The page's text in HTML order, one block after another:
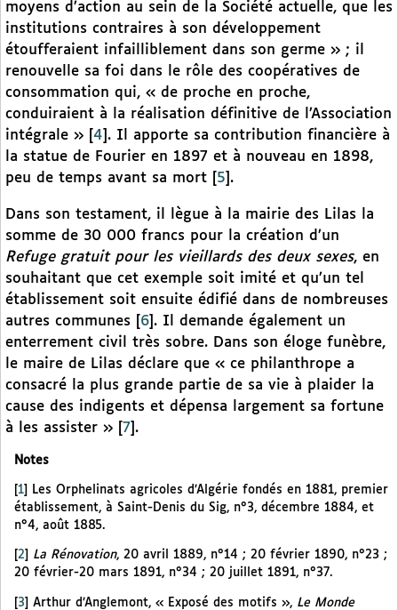
moyens d’action au sein de la Société actuelle, que les
institutions contraires à son développement
étoufferaient infailliblement dans son germe » ; il
renouvelle sa foi dans le rôle des coopératives de
consommation qui, « de proche en proche,
conduiraient à la réalisation définitive de l’Association
intégrale »
4 . Il apporte sa contribution financière à
la statue de Fourier en 1897 et à nouveau en 1898,
peu de temps avant sa mort
5 .
Dans son testament, il lègue à la mairie des Lilas la
somme de 30 000 francs pour la création d’un
Refuge gratuit pour les vieillards des deux sexes, en
souhaitant que cet exemple soit imité et qu’un tel
établissement soit ensuite édifié dans de nombreuses
autres communes
6 . Il demande également un
enterrement civil très sobre. Dans son éloge funèbre,
le maire de Lilas déclare que « ce philanthrope a
consacré la plus grande partie de sa vie à plaider la
cause des indigents et dépensa largement sa fortune
à les assister »
7 .
Notes
[1]
Les Orphelinats agricoles d’Algérie fondés en 1881, premier
établissement, à Saint-Denis du Sig, n°3, décembre 1884, et
n°4, août 1885.
2 La Rénovation, 20 avril 1889, n°14 ; 20 février 1890, n°23 ;
20 février-20 mars 1891, n°34 ; 20 juillet 1891, n°37.
[3] Arthur d’Anglemont, « Exposé des motifs », Le Monde